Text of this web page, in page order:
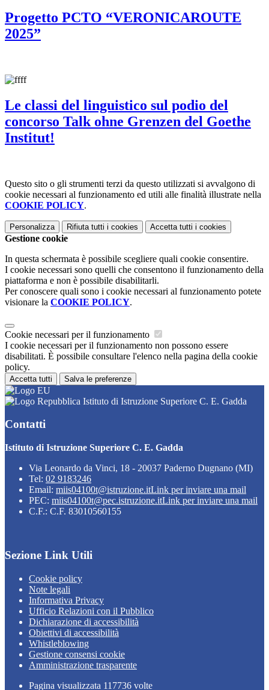
Progetto PCTO “VERONICAROUTE
2025”
Le classi del linguistico sul podio del
concorso Talk ohne Grenzen del Goethe
Institut!
Questo sito o gli strumenti terzi da questo utilizzati si avvalgono di
cookie necessari al funzionamento ed utili alle finalità illustrate nella
COOKIE POLICY.
Personalizza Rifiuta tutti i cookies Accetta tutti i cookies
Gestione cookie
In questa schermata è possibile scegliere quali cookie consentire.
I cookie necessari sono quelli che consentono il funzionamento della
piattaforma e non è possibile disabilitarli.
Per conoscere quali sono i cookie necessari al funzionamento potete
visionare la COOKIE POLICY.
Cookie necessari per il funzionamento
I cookie necessari per il funzionamento non possono essere
disabilitati. È possibile consultare l'elenco nella pagina della cookie
policy.
Accetta tutti Salva le preferenze
Istituto di Istruzione Superiore C. E. Gadda
Contatti
Istituto di Istruzione Superiore C. E. Gadda
Via Leonardo da Vinci, 18 - 20037 Paderno Dugnano (MI)
Tel: 02 9183246
Email: miis04100t@istruzione.itLink per inviare una mail
PEC: miis04100t@pec.istruzione.itLink per inviare una mail
C.F.: C.F. 83010560155
Sezione Link Utili
Cookie policy
Note legali
Informativa Privacy
Ufficio Relazioni con il Pubblico
Dichiarazione di accessibilità
Obiettivi di accessibilità
Whistleblowing
Gestione consensi cookie
Amministrazione trasparente
Pagina visualizzata 117736 volte